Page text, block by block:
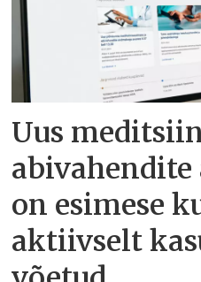
Uus
abivahendite
on esimese
aktiivselt